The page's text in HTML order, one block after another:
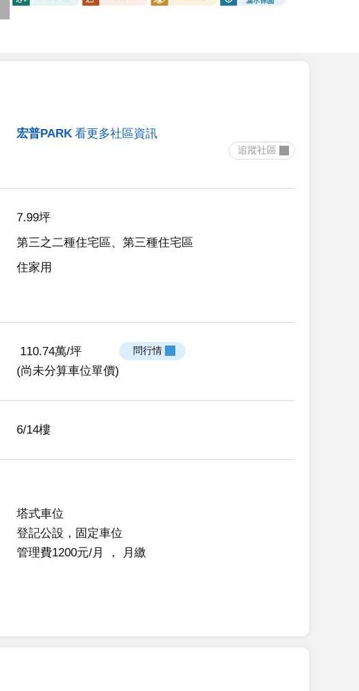
宏普PARK 看更多社區資訊
7.99坪
第三之二種住宅區、第三種住宅區
住家用
110.74萬/坪
(尚未分算車位單價)
問行情
6/14樓
塔式車位
登記公設，固定車位
管理費1200元/月
， 月繳